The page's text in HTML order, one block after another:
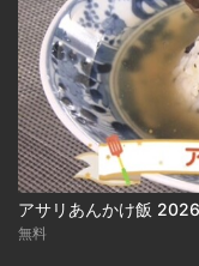
アサリあんかけ飯
無料